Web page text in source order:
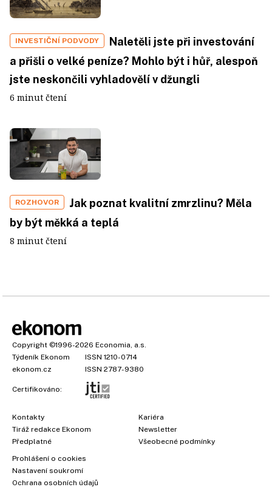
INVESTIČNÍ PODVODY
Naletěli jste při investování
a přišli o velké peníze? Mohlo být i hůř, alespoň
jste neskončili vyhladovělí v džungli
6 minut čtení
ROZHOVOR
Jak poznat kvalitní zmrzlinu? Měla
by být měkká a teplá
8 minut čtení
Copyright ©1996-2026 Economia, a.s.
Týdeník Ekonom
ISSN 1210-0714
ekonom.cz
ISSN 2787-9380
Certifikováno:
Kontakty
Tiráž redakce Ekonom
Předplatné
Kariéra
Newsletter
Všeobecné podmínky
Prohlášení o cookies
Nastavení soukromí
Ochrana osobních údajů